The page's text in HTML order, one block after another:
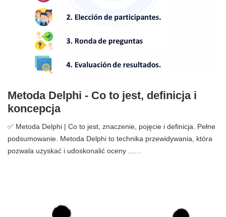
Metoda Delphi - Co to jest, definicja i
koncepcja
✅ Metoda Delphi | Co to jest, znaczenie, pojęcie i definicja. Pełne
podsumowanie. Metoda Delphi to technika przewidywania, która
pozwala uzyskać i udoskonalić oceny ...…